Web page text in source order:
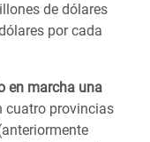
de dólares
por cada
en marcha una
cuatro provincias